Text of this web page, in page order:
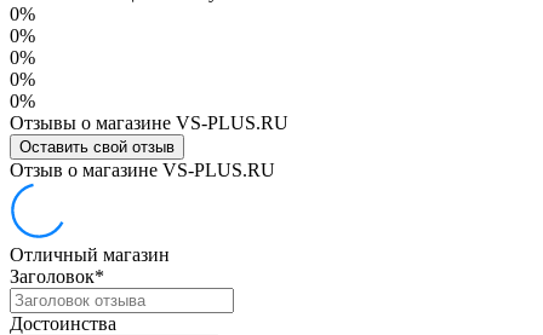
0%
0%
0%
0%
0%
Отзывы о магазине VS-PLUS.RU
Оставить свой отзыв
Отзыв о магазине VS-PLUS.RU
Отличный магазин
Заголовок*
Достоинства